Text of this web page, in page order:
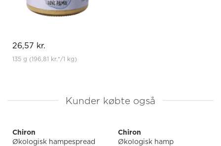
26,57 kr.
135 g (196,81 kr.*/1 kg)
Kunder købte også
Chiron
Økologisk hampespread
Chiron
Økologisk hamp